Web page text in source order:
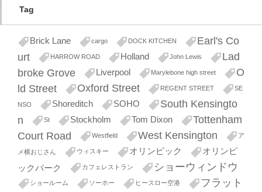
Tag
Brick Lane cargo DOCK KITCHEN
Earl's Co
urt
HARROW ROAD Holland John Lewis
Lad
broke Grove
Liverpool Marylebone high street
O
ld Street
Oxford Street REGENT STREET SE
NSO Shoreditch SOHO
South Kensingto
n
St Stockholm Tom Dixon
Tottenham
Court Road
Westfield West Kensington ア
メ横おじさん ウィスキー オリンピック
オリンピ
ックパーク
カフェレストラン ショーウィンドウ
ショールーム ソーホー ヒースロー空港
フラット